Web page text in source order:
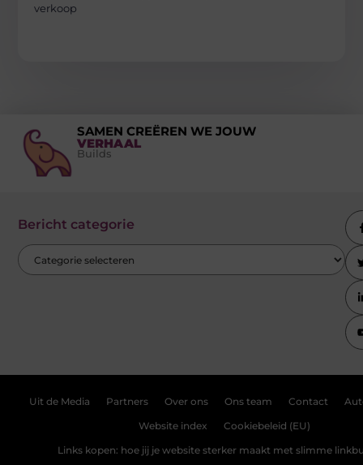
verkoop
SAMEN CREËREN WE JOUW
VERHAAL
Builds
Bericht categorie
Uit de Media Partners Over ons Ons team Contact
Website index Cookiebeleid (EU)
Links kopen: hoe jij je website sterker maakt met slimme